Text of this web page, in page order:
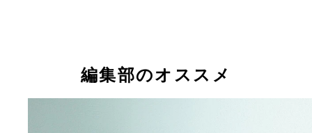
編集部のオススメ